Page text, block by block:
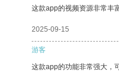
这款app的视频资源非常丰
2025-09-15
游客
这款app的功能非常强大，